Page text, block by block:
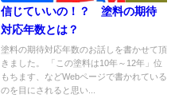
信じていいの！？ 塗料の期待
対応年数とは？
塗料の期待対応年数のお話しを書かせて頂
きました。 「この塗料は10年～12年」位
もちます、などWebページで書かれている
のを目にされると思い...